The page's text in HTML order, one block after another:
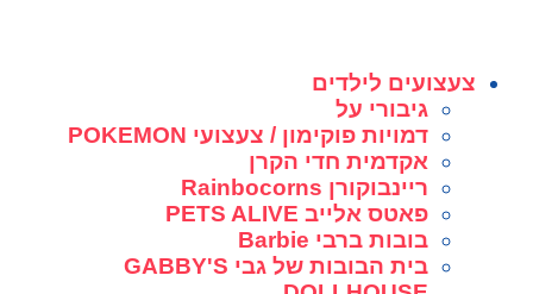
צעצועים לילדים
גיבורי על
דמויות פוקימון / צעצועי POKEMON
אקדמית חדי הקרן
ריינבוקורן Rainbocorns
פאטס אלייב PETS ALIVE
בובות ברבי Barbie
בית הבובות של גבי GABBY'S